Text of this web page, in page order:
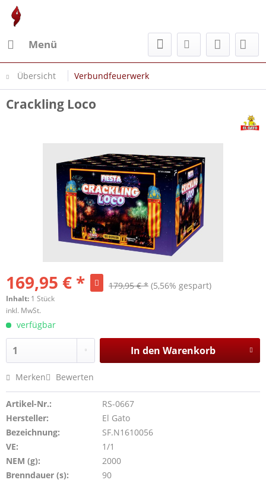
Menü
Übersicht Verbundfeuerwerk
Crackling Loco
169,95 € * 179,95 € * (5,56% gespart)
Inhalt: 1 Stück
inkl. MwSt.
verfügbar
In den Warenkorb
Merken Bewerten
Artikel-Nr.:
RS-0667
Hersteller:
El Gato
Bezeichnung:
SF.N1610056
VE:
1/1
NEM (g):
2000
Brenndauer (s):
90